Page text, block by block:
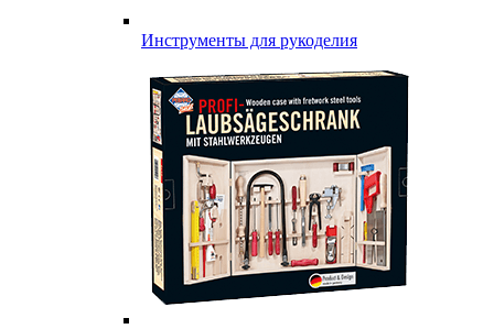
Инструменты для рукоделия